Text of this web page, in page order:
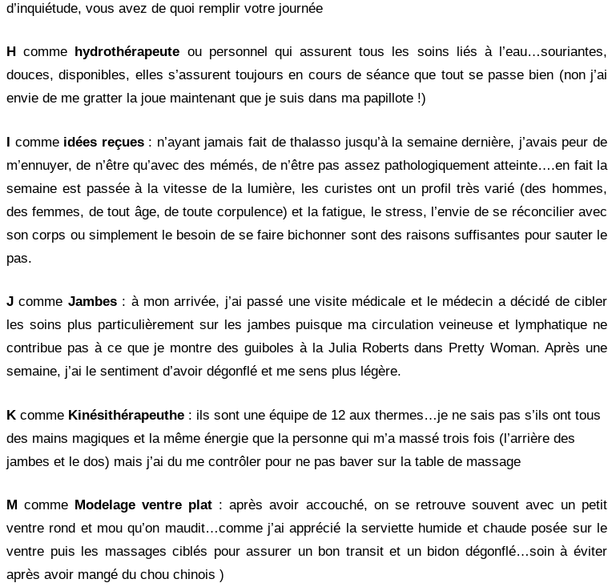
d’inquiétude, vous avez de quoi remplir votre journée
H comme hydrothérapeute ou personnel qui assurent tous les soins liés à l’eau…souriantes,
douces, disponibles, elles s’assurent toujours en cours de séance que tout se passe bien (non j’ai
envie de me gratter la joue maintenant que je suis dans ma papillote !)
I comme idées reçues: n’ayant jamais fait de thalasso jusqu’à la semaine dernière, j’avais peur de
m’ennuyer, de n’être qu’avec des mémés, de n’être pas assez pathologiquement atteinte….en fait la
semaine est passée à la vitesse de la lumière, les curistes ont un profil très varié (des hommes,
des femmes, de tout âge, de toute corpulence) et la fatigue, le stress, l’envie de se réconcilier avec
son corps ou simplement le besoin de se faire bichonner sont des raisons suffisantes pour sauter le
pas.
Jcomme Jambes : à mon arrivée, j’ai passé une visite médicale et le médecin a décidé de cibler
les soins plus particulièrement sur les jambes puisque ma circulation veineuse et lymphatique ne
contribue pas à ce que je montre des guiboles à la Julia Roberts dans Pretty Woman. Après une
semaine, j’ai le sentiment d’avoir dégonflé et me sens plus légère.
K comme Kinésithérapeuthe : ils sont une équipe de 12 aux thermes…je ne sais pas s’ils ont tous
des mains magiques et la même énergie que la personne qui m’a massé trois fois (l’arrière des
jambes et le dos) mais j’ai du me contrôler pour ne pas baver sur la table de massage
M comme Modelage ventre plat : après avoir accouché, on se retrouve souvent avec un petit
ventre rond et mou qu’on maudit…comme j’ai apprécié la serviette humide et chaude posée sur le
ventre puis les massages ciblés pour assurer un bon transit et un bidon dégonflé…soin à éviter
après avoir mangé du chou chinois )